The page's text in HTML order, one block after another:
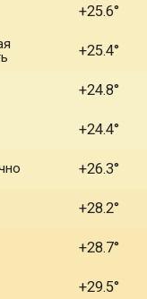
+25.6
+25.4
+24.8
+24.4
+26.3
+28.2
+28.7
+29.5